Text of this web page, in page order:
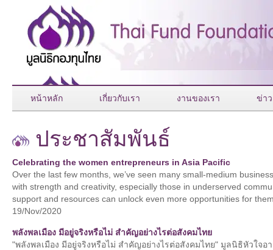
หน้าหลัก เกี่ยวกับเรา งานของเรา ข่าว
ประชาสัมพันธ์
Celebrating the women entrepreneurs in Asia Pacific
Over the last few months, we’ve seen many small-medium
with strength and creativity, especially those in underserved
support and resources can unlock even more opportunities for
19/Nov/2020
พลังพลเมือง มีอยู่จริงหรือไม่ สำคัญอย่างไรต่อสังคมไทย
"พลังพลเมือง มีอยู่จริงหรือไม่ สำคัญอย่างไรต่อสังคมไทย" มูลนิธิหัวใจ